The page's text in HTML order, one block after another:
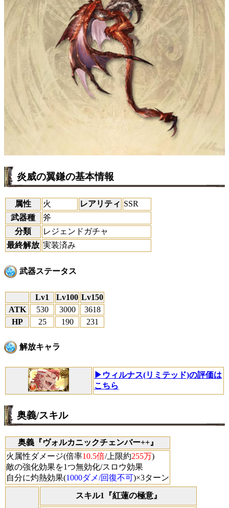
炎威の翼鎌の基本情報
属性 火 レアリティ SSR
武器種
斧
分類
レジェンドガチャ
最終解放 実装済み
武器ステータス
Lv1 Lv100 Lv150
ATK
530 3000
3618
HP
25 190 231
解放キャラ
▶ウィルナス(リミテッド)の評価は
こちら
奥義/スキル
奥義『ヴォルカニックチェンバー++』
火属性ダメージ(倍率10.5倍/上限約255万)
敵の強化効果を1つ無効化/スロウ効果
自分に灼熱効果(1000ダメ/回復不可)×3ターン
スキル1『紅蓮の極意』